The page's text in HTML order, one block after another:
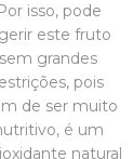
isso, pode
este fruto
sem grandes
pois
de ser muito
é um
natural